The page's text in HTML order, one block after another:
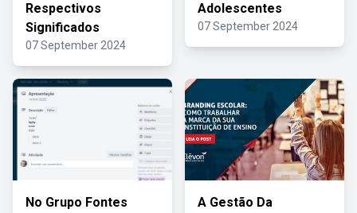
Respectivos
Significados
07 September 2024
Adolescentes
07 September 2024
No Grupo Fontes
A Gestão Da